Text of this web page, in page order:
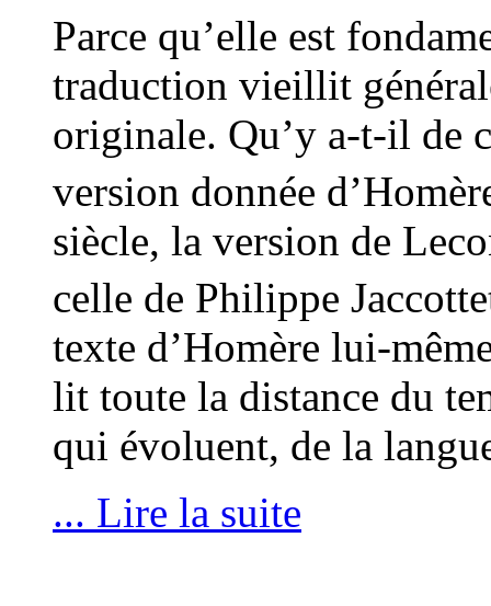
Parce qu’elle est
traduction vieillit
originale. Qu’y a-t-il de
version donnée
siècle, la version de
celle de Philippe
texte d’Homère lui-
lit toute la distance du
qui évoluent, de la
... Lire la suite